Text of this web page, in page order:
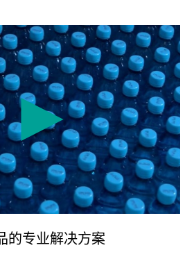
的专业解决方案